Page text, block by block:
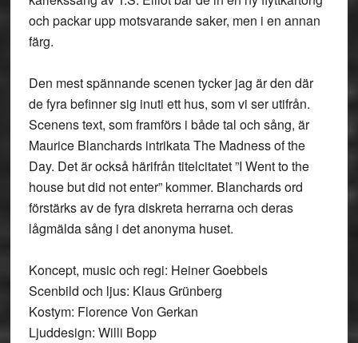
och packar upp motsvarande saker, men i en annan
färg.
Den mest spännande scenen tycker jag är den där
de fyra befinner sig inuti ett hus, som vi ser utifrån.
Scenens text, som framförs i både tal och sång, är
Maurice Blanchards intrikata The Madness of the
Day. Det är också härifrån titelcitatet ”I Went to the
house but did not enter” kommer. Blanchards ord
förstärks av de fyra diskreta herrarna och deras
lågmälda sång i det anonyma huset.
Koncept, music och regi: Heiner Goebbels
Scenbild och ljus: Klaus Grünberg
Kostym: Florence Von Gerkan
Ljuddesign: Willi Bopp